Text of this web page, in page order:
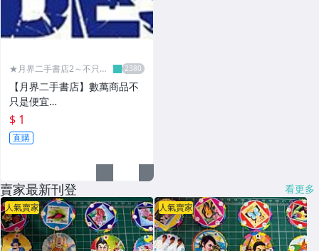
★月界二手書店2～不只是
【月界二手書店】數萬商品不
只是便宜…
$ 1
直購
賣家最新刊登 看更多
人氣賣家 人氣賣家